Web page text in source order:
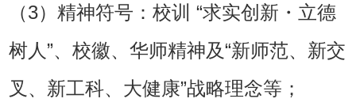
（3）精神符号：校训 “求实创新・立德
树人”、校徽、华师精神及“新师范、新交
叉、新工科、大健康”战略理念等；